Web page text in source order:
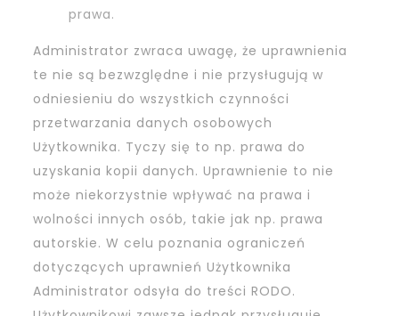
prawa.
Administrator zwraca uwagę, że uprawnienia
te nie są bezwzględne i nie przysługują w
odniesieniu do wszystkich czynności
przetwarzania danych osobowych
Użytkownika. Tyczy się to np. prawa do
uzyskania kopii danych. Uprawnienie to nie
może niekorzystnie wpływać na prawa i
wolności innych osób, takie jak np. prawa
autorskie. W celu poznania ograniczeń
dotyczących uprawnień Użytkownika
Administrator odsyła do treści RODO.